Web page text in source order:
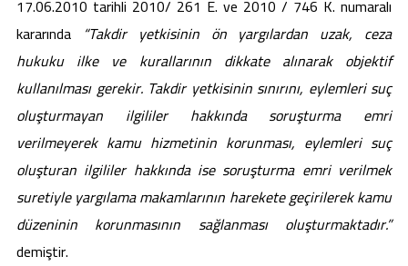
17.06.2010 tarihli 2010/ 261 E. ve 2010 / 746 K. numaralı
kararında “Takdir yetkisinin ön yargılardan uzak, ceza
hukuku ilke ve kurallarının dikkate alınarak objektif
kullanılması gerekir. Takdir yetkisinin sınırını, eylemleri suç
oluşturmayan ilgililer hakkında soruşturma emri
verilmeyerek kamu hizmetinin korunması, eylemleri suç
oluşturan ilgililer hakkında ise soruşturma emri verilmek
suretiyle yargılama makamlarının harekete geçirilerek kamu
düzeninin korunmasının sağlanması oluşturmaktadır.”
demiştir.